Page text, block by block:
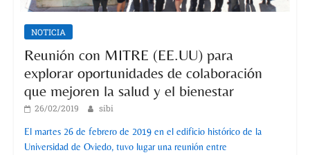
NOTICIA
Reunión con MITRE (EE.UU) para
explorar oportunidades de colaboración
que mejoren la salud y el bienestar
26/02/2019 sibi
El martes 26 de febrero de 2019 en el edificio histórico de la
Universidad de Oviedo, tuvo lugar una reunión entre